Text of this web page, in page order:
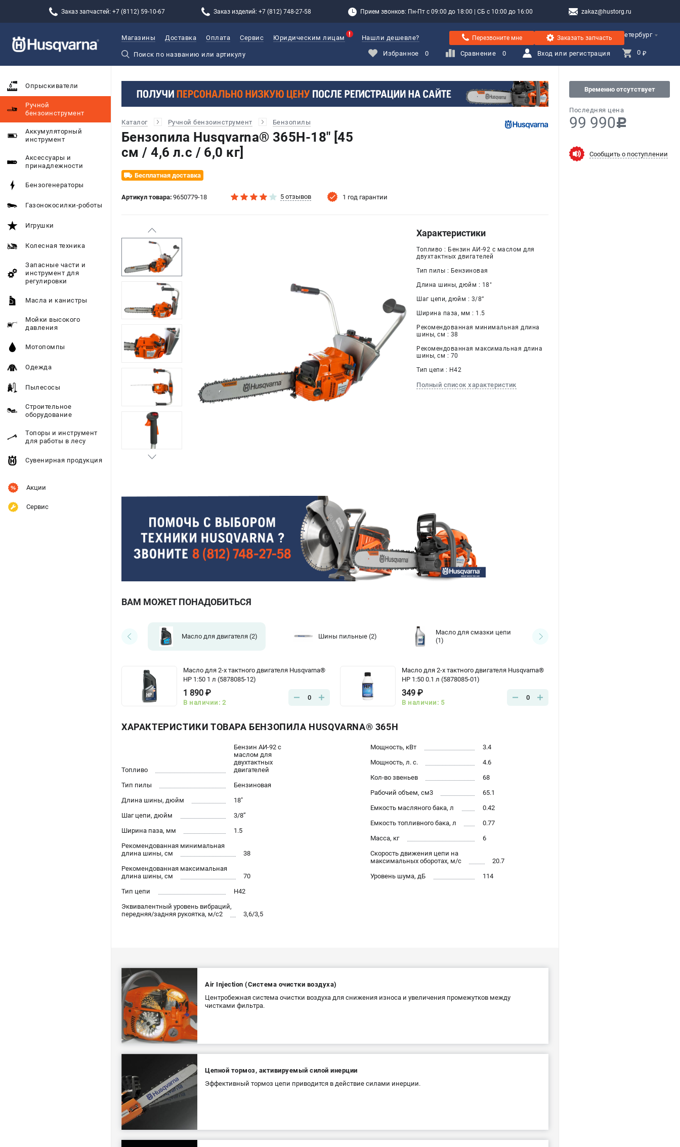
Заказ запчастей: +7 (8112) 59-10-67 Заказ изделий: +7 (812) 748-27-58 Прием звонков: Пн-Пт с 09:00 до 18:00 | СБ с 10:00 до 16:00 zakaz@hustorg.ru
Санкт-Петербург
Магазины Доставка Оплата Сервис Юридическим лицам Нашли дешевле? Перезвоните мне Заказать запчасть
Избранное 0 Сравнение 0 Вход или регистрация 0 ₽
Опрыскиватели
Ручной
бензоинструмент
Аккумуляторный
инструмент
Аксессуары и
принадлежности
Бензогенераторы
Газонокосилки-роботы
Игрушки
Колесная техника
Запасные части и
инструмент для
регулировки
Масла и канистры
Мойки высокого
давления
Мотопомпы
Одежда
Пылесосы
Строительное
оборудование
Топоры и инструмент
для работы в лесу
Сувенирная продукция
Акции
Сервис
Каталог Ручной бензоинструмент Бензопилы
Бензопила Husqvarna® 365H-18" [45
см / 4,6 л.с / 6,0 кг]
Бесплатная доставка
Артикул товара: 9650779-18 5 отзывов 1 год гарантии
Временно отсутствует
Последняя цена
99 990c
Сообщить о поступлении
Характеристики
Топливо : Бензин АИ-92 c маслом для
двухтактных двигателей
Тип пилы : Бензиновая
Длина шины, дюйм : 18"
Шаг цепи, дюйм : 3/8’’
Ширина паза, мм : 1.5
Рекомендованная минимальная длина
шины, см : 38
Рекомендованная максимальная длина
шины, см : 70
Тип цепи : H42
Полный список характеристик
ВАМ МОЖЕТ ПОНАДОБИТЬСЯ
Масло для двигателя(2) Шины пильные(2)
Масло для смазки цепи
(1)
Масло для 2-х тактного двигателя Husqvarna®
HP 1:50 1 л (5878085-12)
1 890 ₽
В наличии: 2
0
Масло для 2-х тактного двигателя Husqvarna®
HP 1:50 0.1 л (5878085-01)
349 ₽
В наличии: 5
0
ХАРАКТЕРИСТИКИ ТОВАРА БЕНЗОПИЛА HUSQVARNA® 365H
Топливо
Бензин АИ-92 c
маслом для
двухтактных
двигателей
Тип пилы
Бензиновая
Длина шины, дюйм
18"
Шаг цепи, дюйм
3/8’’
Ширина паза, мм
1.5
Рекомендованная минимальная
длина шины, см
38
Рекомендованная максимальная
длина шины, см
70
Тип цепи
H42
Эквивалентный уровень вибраций,
передняя/задняя рукоятка, м/с2
3,6/3,5
Мощность, кВт
3.4
Мощность, л. с.
4.6
Кол-во звеньев
68
Рабочий объем, см3
65.1
Емкость масляного бака, л
0.42
Емкость топливного бака, л
0.77
Масса, кг
6
Скорость движения цепи на
максимальных оборотах, м/с
20.7
Уровень шума, дБ
114
Air Injection (Система очистки воздуха)
Центробежная система очистки воздуха для снижения износа и увеличения промежутков между
чистками фильтра.
Цепной тормоз, активируемый силой инерции
Эффективный тормоз цепи приводится в действие силами инерции.